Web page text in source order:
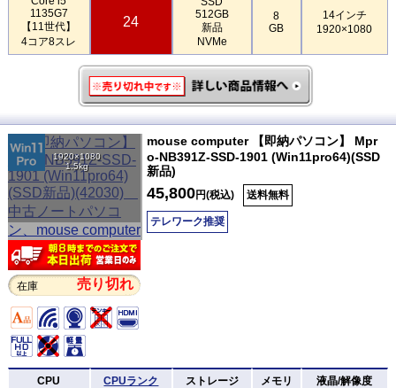
1135G7
【11世代】
4コア8スレ
24
512GB
新品
NVMe
8
GB
14インチ
1920×1080
1920×1080
1.5kg
在庫 売り切れ
mouse computer 【即納パソコン】 Mpr
o-NB391Z-SSD-1901 (Win11pro64)(SSD
新品)
45,800円(税込) 送料無料
テレワーク推奨
CPU CPUランク ストレージ メモリ 液晶/解像度